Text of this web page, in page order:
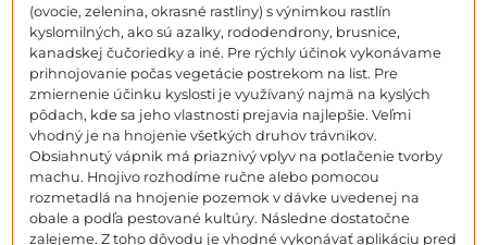
(ovocie, zelenina, okrasné rastliny) s výnimkou rastlín
kyslomilných, ako sú azalky, rododendrony, brusnice,
kanadskej čučoriedky a iné. Pre rýchly účinok vykonávame
prihnojovanie počas vegetácie postrekom na list. Pre
zmiernenie účinku kyslosti je využívaný najmä na kyslých
pôdach, kde sa jeho vlastnosti prejavia najlepšie. Veľmi
vhodný je na hnojenie všetkých druhov trávnikov.
Obsiahnutý vápnik má priaznivý vplyv na potlačenie tvorby
machu. Hnojivo rozhodíme ručne alebo pomocou
rozmetadlá na hnojenie pozemok v dávke uvedenej na
obale a podľa pestované kultúry. Následne dostatočne
zalejeme. Z toho dôvodu je vhodné vykonávať aplikáciu pred